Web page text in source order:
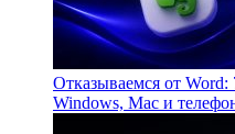
Отказываемся от Word:
Windows, Mac и